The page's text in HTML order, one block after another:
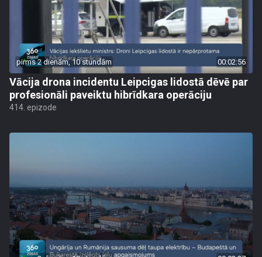
pirms 2 dienām, 10 stundām 00:02:56
Vācija drona incidentu Leipcigas lidostā dēvē par
profesionāli paveiktu hibrīdkara operāciju
414. epizode